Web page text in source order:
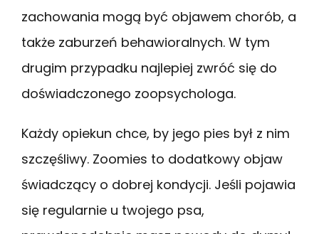
zachowania mogą być objawem chorób, a
także zaburzeń behawioralnych. W tym
drugim przypadku najlepiej zwróć się do
doświadczonego zoopsychologa.
Każdy opiekun chce, by jego pies był z nim
szczęśliwy. Zoomies to dodatkowy objaw
świadczący o dobrej kondycji. Jeśli pojawia
się regularnie u twojego psa,